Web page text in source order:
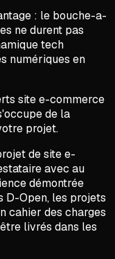
: le bouche-a-
ne durent pas
tech
numériques en
site e-commerce
de la
projet.
desite e-
avec au
démontrée
D-Open, les projets
cahier des charges
livrés dans les